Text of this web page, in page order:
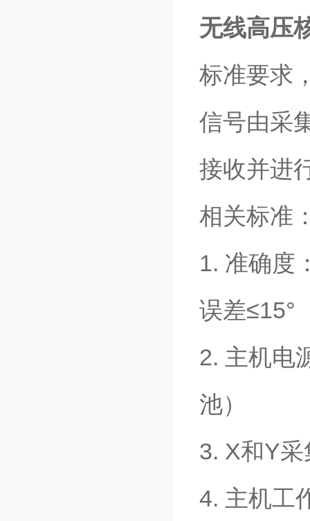
无线高压
标准要求
信号由采
接收并进
相关标准
1. 准确度
误差≤15°
2. 主机电
池）
3. X和Y
4. 主机工